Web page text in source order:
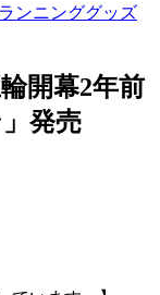
ンニンググッズ
開幕2年前
発売